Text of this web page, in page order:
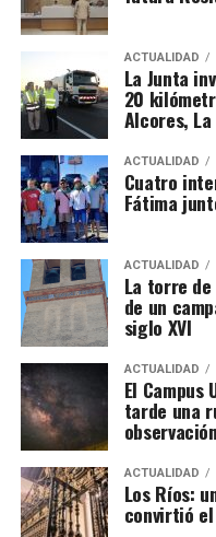
muralla y
El proceso de
fenómeno: la
dificultaban la
Bellido señala que
produjeron
buena parte de la
San Francisco
calle Zurbarán afectó
recinto principal con la
desapareció lo poco
Écija que ya habia
del mismo nombre en
Napoles.
La operación se
Sección Civil y de
Instancia de Morón
órgano judicial
existencia y actual
de Instancia está
Ministerio de Justicia.
Una estructura
sociedades
Detrás de las
de importación y
investigadores
arquitectura
entramado estaría
sociedades, cada una
además de una
habría servido para
la actividad
ACTUALIDAD
La Junta
20
Alcores,
ACTUALIDAD
Cuatro
Fátima
ACTUALIDAD
La torre de
de un
siglo XVI
ACTUALIDAD
El Campus
tarde una
ACTUALIDAD
Los Ríos:
convirtió